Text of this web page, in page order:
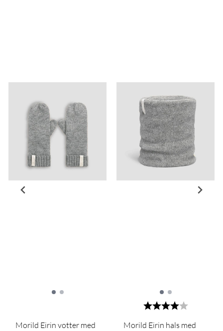
Morild Eirin votter med
Karakter: 4.0 av 5
Morild Eirin hals med